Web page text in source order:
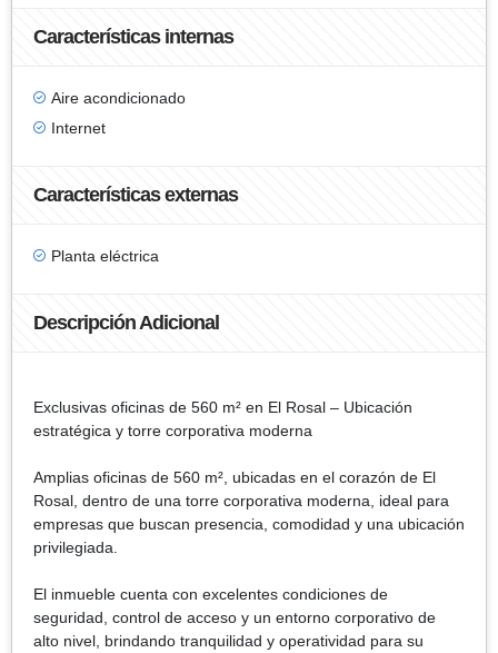
Características internas
Aire acondicionado
Internet
Características externas
Planta eléctrica
Descripción Adicional
Exclusivas oficinas de 560 m² en El Rosal – Ubicación
estratégica y torre corporativa moderna
Amplias oficinas de 560 m², ubicadas en el corazón de El
Rosal, dentro de una torre corporativa moderna, ideal para
empresas que buscan presencia, comodidad y una ubicación
privilegiada.
El inmueble cuenta con excelentes condiciones de
seguridad, control de acceso y un entorno corporativo de
alto nivel, brindando tranquilidad y operatividad para su